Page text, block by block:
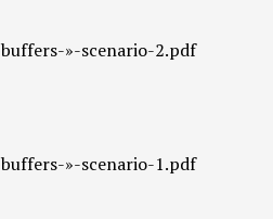
»-scenario-2.pdf
»-scenario-1.pdf